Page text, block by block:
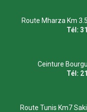
Route Mharza Km
Tél:
Ceinture
Tél:
Route Tunis Km7